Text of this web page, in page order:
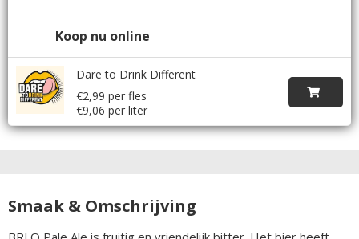
Koop nu online
Dare to Drink Different
€2,99 per fles
€9,06 per liter
Smaak & Omschrijving